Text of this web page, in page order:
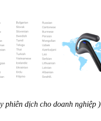
phiên dịch cho doanh nghiệp )